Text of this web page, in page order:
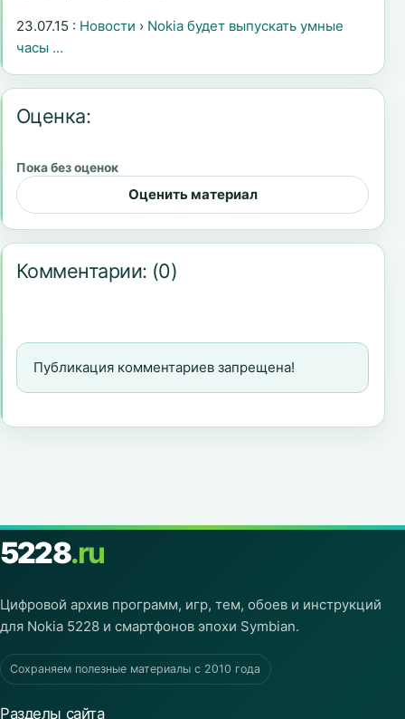
23.07.15 : Новости › Nokia будет выпускать умные
часы ...
Оценка:
Пока без оценок
Оценить материал
Комментарии: (0)
Публикация комментариев запрещена!
5228.ru
Цифровой архив программ, игр, тем, обоев и инструкций
для Nokia 5228 и смартфонов эпохи Symbian.
Сохраняем полезные материалы с 2010 года
Разделы сайта